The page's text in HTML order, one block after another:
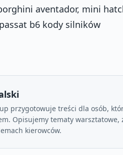
aventador, mini
b6 kody silników
przygotowuje treści dla osób,
Opisujemy tematy
kierowców.